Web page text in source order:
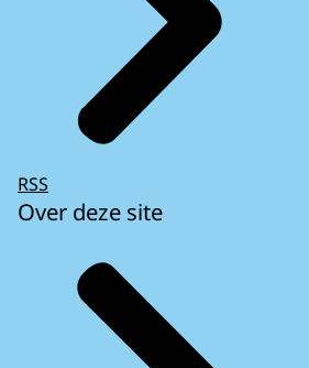
RSS
Over deze site